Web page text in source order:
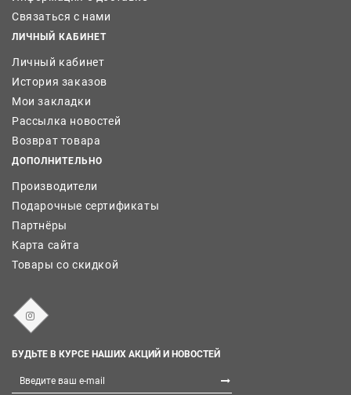
Связаться с нами
ЛИЧНЫЙ КАБИНЕТ
Личный кабинет
История заказов
Мои закладки
Рассылка новостей
Возврат товара
ДОПОЛНИТЕЛЬНО
Производители
Подарочные сертификаты
Партнёры
Карта сайта
Товары со скидкой
БУДЬТЕ В КУРСЕ НАШИХ АКЦИЙ И НОВОСТЕЙ